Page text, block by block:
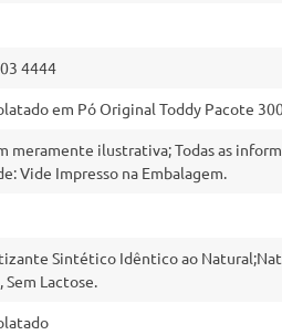
4444
em Pó Original Toddy Pacote
meramente ilustrativa; Todas as
Vide Impresso na Embalagem.
Sintético Idêntico ao
Sem Lactose.